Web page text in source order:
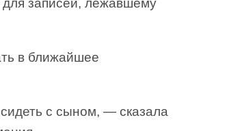
для записей, лежавшему
в ближайшее
с сыном, — сказала